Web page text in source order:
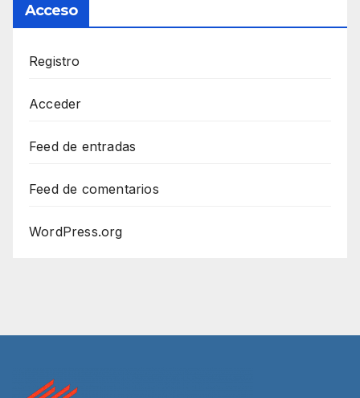
Acceso
Registro
Acceder
Feed de entradas
Feed de comentarios
WordPress.org